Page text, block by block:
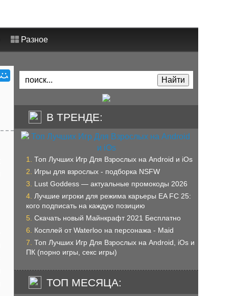
Разное
В ТРЕНДЕ:
Топ Лучших Игр Для Взрослых на Android и iOs
Игры для взрослых - подборка NSFW
Lust Goddess — актуальные промокоды 2026
Лучшие игроки для режима карьеры EA FC 25:
кого подписать на каждую позицию
Скачать новый Майнкрафт 2021 Бесплатно
Косплей от Waterloo на персонажа - Maid
Топ Лучших Игр Для Взрослых на Android, iOs и
ПК (порно игры, секс игры)
ТОП МЕСЯЦА: